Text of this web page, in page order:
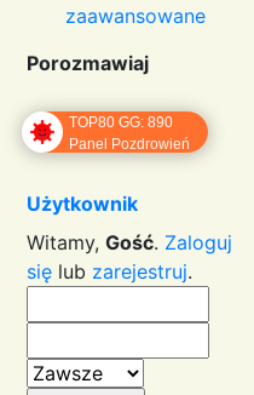
zaawansowane
Porozmawiaj
TOP80 GG: 890
Panel Pozdrowień
Użytkownik
Witamy, Gość. Zaloguj
się lub zarejestruj.